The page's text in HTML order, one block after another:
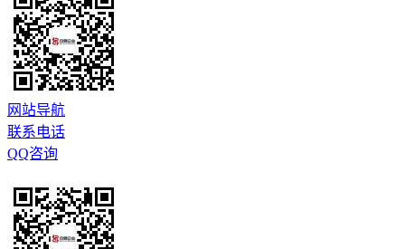
网站导航
联系电话
QQ咨询